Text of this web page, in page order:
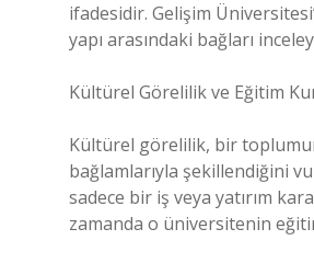
ifadesidir. Gelişim
yapı arasındaki bağları
Kültürel Görelilik ve Eğitim
Kültürel görelilik, bir
bağlamlarıyla şekillendiğini
sadece bir iş veya yatırım
zamanda o üniversitenin